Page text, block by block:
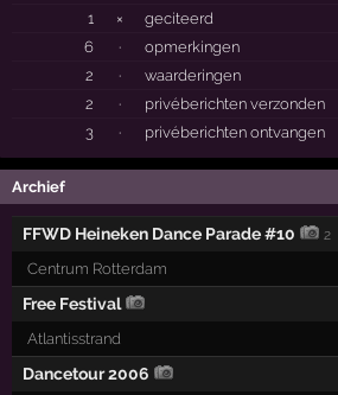
1
×
geciteerd
6
·
opmerkingen
2
·
waarderingen
2
·
privéberichten verzonden
3
· privéberichten ontvangen
Archief
FFWD Heineken Dance Parade #10 2
Centrum Rotterdam
Free Festival
Atlantisstrand
Dancetour 2006